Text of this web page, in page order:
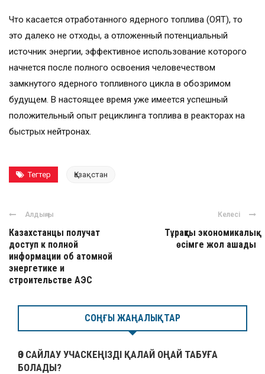
Что касается отработанного ядерного топлива (ОЯТ), то
это далеко не отходы, а отложенный потенциальный
источник энергии, эффективное использование которого
начнется после полного освоения человечеством
замкнутого ядерного топливного цикла в обозримом
будущем. В настоящее время уже имеется успешный
положительный опыт рециклинга топлива в реакторах на
быстрых нейтронах.
Тегтер Қазақстан
Алдыңғы
Казахстанцы получат
доступ к полной
информации об атомной
энергетике и
строительстве АЭС
Келесі
Тұрақты экономикалық
өсімге жол ашады
СОҢҒЫ ЖАҢАЛЫҚТАР
ӨЗ САЙЛАУ УЧАСКЕҢІЗДІ ҚАЛАЙ ОҢАЙ ТАБУҒА
БОЛАДЫ?